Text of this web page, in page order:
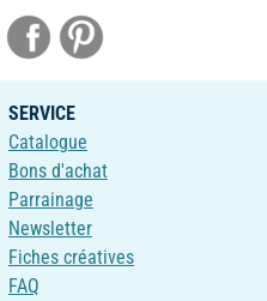
SERVICE
Catalogue
Bons d'achat
Parrainage
Newsletter
Fiches créatives
FAQ